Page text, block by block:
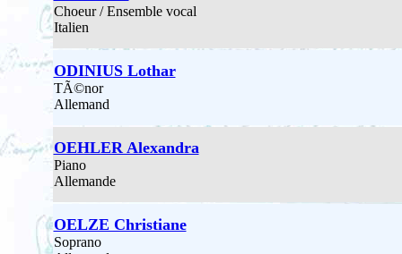
Choeur / Ensemble vocal
Italien
ODINIUS Lothar
TÃ©nor
Allemand
OEHLER Alexandra
Piano
Allemande
OELZE Christiane
Soprano